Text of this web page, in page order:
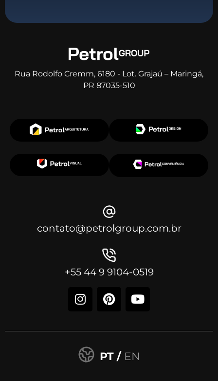
Rua Rodolfo Cremm, 6180 - Lot. Grajaú – Maringá,
PR 87035-510
contato@petrolgroup.com.br
+55 44 9 9104-0519
PT / EN